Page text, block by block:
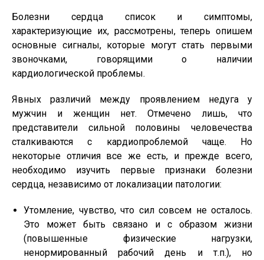
Болезни сердца список и симптомы,
характеризующие их, рассмотрены, теперь опишем
основные сигналы, которые могут стать первыми
звоночками, говорящими о наличии
кардиологической проблемы.
Явных различий между проявлением недуга у
мужчин и женщин нет. Отмечено лишь, что
представители сильной половины человечества
сталкиваются с кардиопроблемой чаще. Но
некоторые отличия все же есть, и прежде всего,
необходимо изучить первые признаки болезни
сердца, независимо от локализации патологии:
Утомление, чувство, что сил совсем не осталось.
Это может быть связано и с образом жизни
(повышенные физические нагрузки,
ненормированный рабочий день и т.п.), но